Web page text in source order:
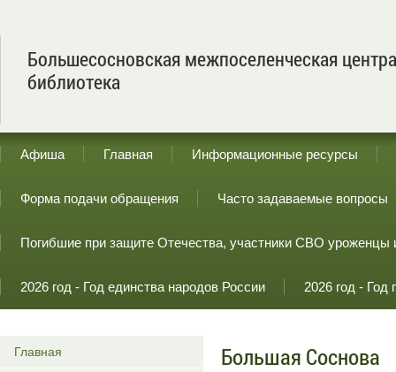
Большесосновская межпоселенческая
библиотека
Афиша Главная Информационные ресурсы
Форма подачи обращения Часто задаваемые вопросы
Погибшие при защите Отечества, участники СВО уроженцы
2026 год - Год единства народов России 2026 год -
Главная Большая Соснова